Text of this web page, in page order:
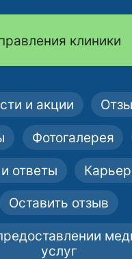
клиники
и акции
Фотогалерея
ответы
Оставить отзыв
услуг